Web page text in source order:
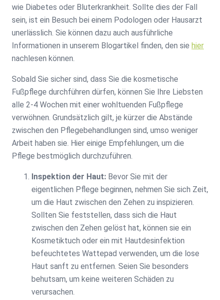
wie Diabetes oder Bluterkrankheit. Sollte dies der Fall
sein, ist ein Besuch bei einem Podologen oder Hausarzt
unerlässlich. Sie können dazu auch ausführliche
Informationen in unserem Blogartikel finden, den sie hier
nachlesen können.
Sobald Sie sicher sind, dass Sie die kosmetische
Fußpflege durchführen dürfen, können Sie Ihre Liebsten
alle 2-4 Wochen mit einer wohltuenden Fußpflege
verwöhnen. Grundsätzlich gilt, je kürzer die Abstände
zwischen den Pflegebehandlungen sind, umso weniger
Arbeit haben sie. Hier einige Empfehlungen, um die
Pflege bestmöglich durchzuführen.
Inspektion der Haut: Bevor Sie mit der
eigentlichen Pflege beginnen, nehmen Sie sich Zeit,
um die Haut zwischen den Zehen zu inspizieren.
Sollten Sie feststellen, dass sich die Haut
zwischen den Zehen gelöst hat, können sie ein
Kosmetiktuch oder ein mit Hautdesinfektion
befeuchtetes Wattepad verwenden, um die lose
Haut sanft zu entfernen. Seien Sie besonders
behutsam, um keine weiteren Schäden zu
verursachen.